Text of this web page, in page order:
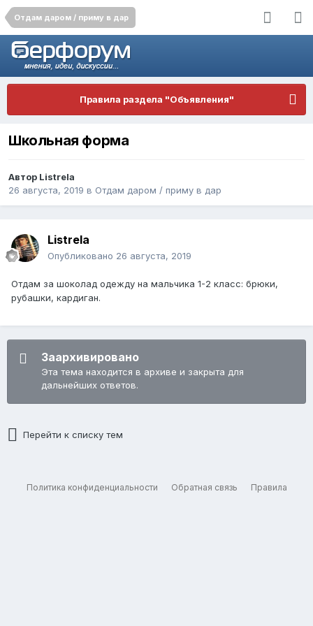
Отдам даром / приму в дар
Правила раздела "Объявления"
Школьная форма
Автор Listrela
26 августа, 2019 в Отдам даром / приму в дар
Listrela
Опубликовано 26 августа, 2019
Отдам за шоколад одежду на мальчика 1-2 класс: брюки,
рубашки, кардиган.
Заархивировано
Эта тема находится в архиве и закрыта для
дальнейших ответов.
Перейти к списку тем
Политика конфиденциальности Обратная связь Правила